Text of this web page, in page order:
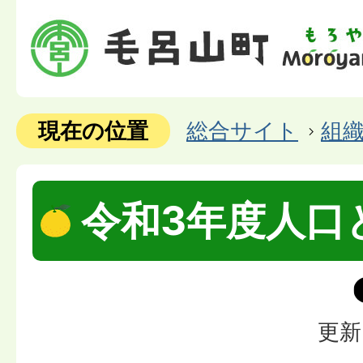
現在の位置 総合サイト 組
令和3年度人口
更